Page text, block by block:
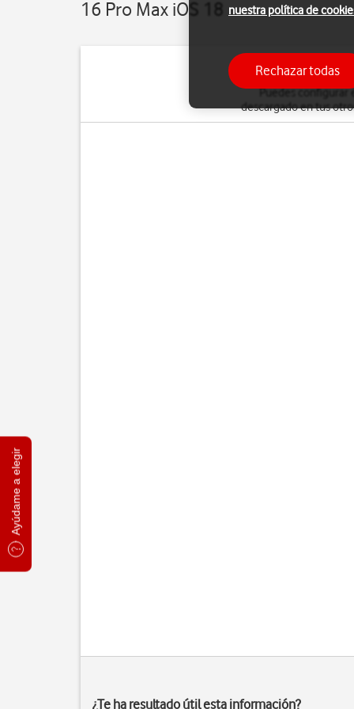
Ayúdame a elegir
16 Pro Max iOS 18
Puedes configurar
descargado en tus
¿Te ha resultado útil esta información?
nuestra política de
Rechazar todas